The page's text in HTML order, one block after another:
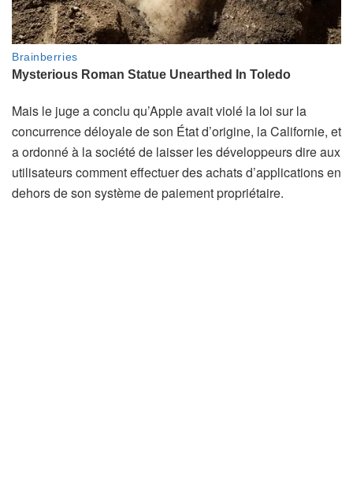
Mais le juge a conclu qu’Apple avait violé la loi sur la
concurrence déloyale de son État d’origine, la Californie, et
a ordonné à la société de laisser les développeurs dire aux
utilisateurs comment effectuer des achats d’applications en
dehors de son système de paiement propriétaire.